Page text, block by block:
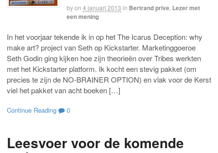
byon 4 januari 2013 in Bertrand prive Lezer met
een mening
In het voorjaar tekende ik in op het The Icarus Deception: why
make art? project van Seth op Kickstarter. Marketinggoeroe
Seth Godin ging kijken hoe zijn theorieën over Tribes werkten
met het Kickstarter platform. Ik kocht een stevig pakket (om
precies te zijn de NO-BRAINER OPTION) en vlak voor de Kerst
viel het pakket van acht boeken […]
Continue Reading 0
Leesvoer voor de komende